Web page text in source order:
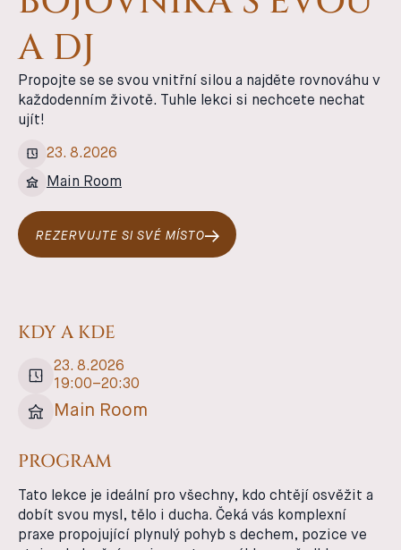
A DJ
Propojte se se svou vnitřní silou a najděte rovnováhu v
každodenním životě. Tuhle lekci si nechcete nechat
ujít!
23. 8.2026
Main Room
REZERVUJTE SI SVÉ MÍSTO
KDY A KDE
23. 8.2026
19:00–20:30
Main Room
PROGRAM
Tato lekce je ideální pro všechny, kdo chtějí osvěžit a
dobít svou mysl, tělo i ducha. Čeká vás komplexní
praxe propojující plynulý pohyb s dechem, pozice ve